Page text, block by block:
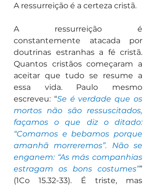
A ressurreição é a certeza cristã.
A ressurreição é
constantemente atacada por
doutrinas estranhas a fé cristã.
Quantos cristãos começaram a
aceitar que tudo se resume a
essa vida. Paulo mesmo
escreveu: “Se é verdade que os
mortos não são ressuscitados,
façamos o que diz o ditado:
“Comamos e bebamos porque
amanhã morreremos”. Não se
enganem: “As más companhias
estragam os bons costumes””
(1Co 15.32-33). É triste, mas